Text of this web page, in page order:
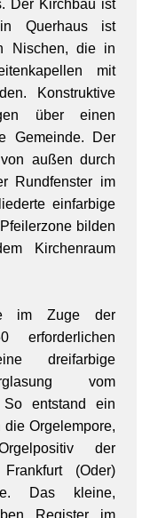
Der Kirchbau ist
Querhaus ist
Nischen, die in
mit
Konstruktive
über einen
Gemeinde. Der
außen durch
Rundfenster im
einfarbige
bilden
Kirchenraum
im Zuge der
erforderlichen
dreifarbige
vom
So entstand ein
Orgelempore,
der
(Oder)
Das kleine,